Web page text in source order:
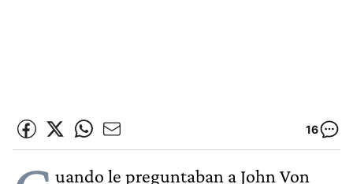
16
uando le preguntaban a John Von